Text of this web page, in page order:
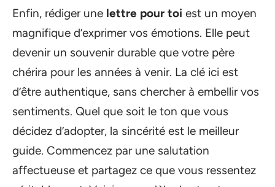
Enfin, rédiger une lettre pour toi est un moyen
magnifique d’exprimer vos émotions. Elle peut
devenir un souvenir durable que votre père
chérira pour les années à venir. La clé ici est
d’être authentique, sans chercher à embellir vos
sentiments. Quel que soit le ton que vous
décidez d’adopter, la sincérité est le meilleur
guide. Commencez par une salutation
affectueuse et partagez ce que vous ressentez